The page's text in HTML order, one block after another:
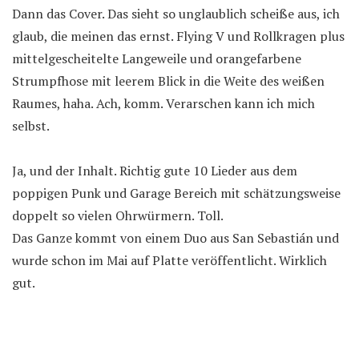
Dann das Cover. Das sieht so unglaublich scheiße aus, ich
glaub, die meinen das ernst. Flying V und Rollkragen plus
mittelgescheitelte Langeweile und orangefarbene
Strumpfhose mit leerem Blick in die Weite des weißen
Raumes, haha. Ach, komm. Verarschen kann ich mich
selbst.
Ja, und der Inhalt. Richtig gute 10 Lieder aus dem
poppigen Punk und Garage Bereich mit schätzungsweise
doppelt so vielen Ohrwürmern. Toll.
Das Ganze kommt von einem Duo aus San Sebastián und
wurde schon im Mai auf Platte veröffentlicht. Wirklich
gut.